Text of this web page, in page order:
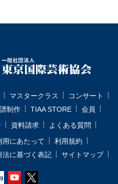
マスタークラス
コンサート
制作 TIAA STORE
会員
資料請求
よくある質問
用にあたって
利用規約
法に基づく表記 サイトマップ